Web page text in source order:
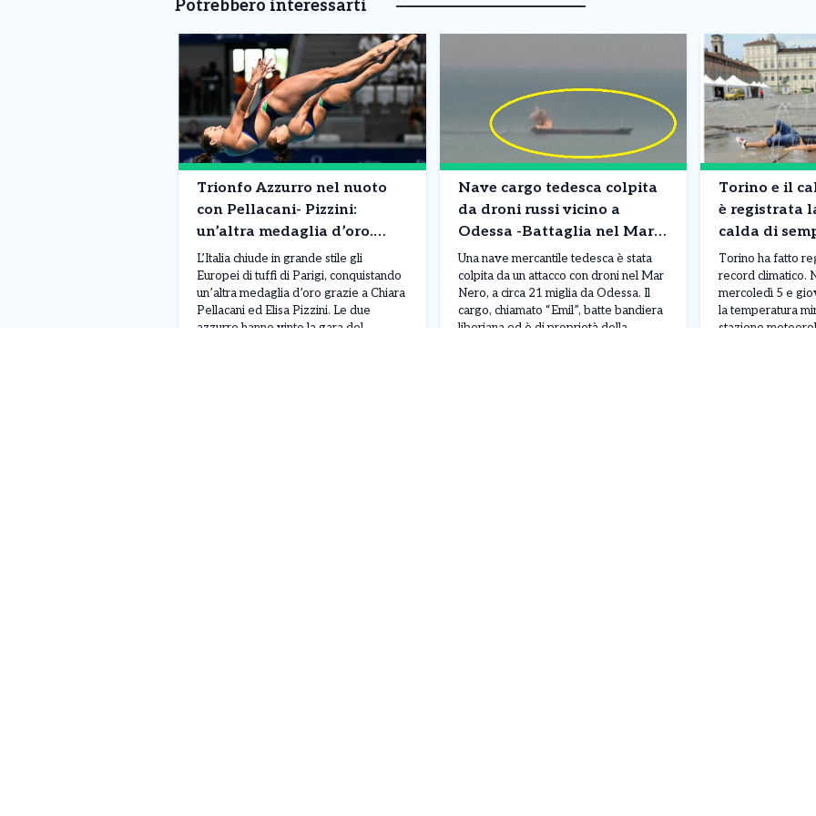
Potrebbero interessarti
Trionfo Azzurro nel nuoto
con Pellacani- Pizzini:
un’altra medaglia d’oro.
Chiara è nella leggenda!
L’Italia chiude in grande stile gli
Europei di tuffi di Parigi, conquistando
un’altra medaglia d’oro grazie a Chiara
Pellacani ed Elisa Pizzini. Le due
azzurre hanno vinto la gara del
Nave cargo tedesca colpita
da droni russi vicino a
Odessa -Battaglia nel Mar
Nero
Una nave mercantile tedesca è stata
colpita da un attacco con droni nel Mar
Nero, a circa 21 miglia da Odessa. Il
cargo, chiamato “Emil”, batte bandiera
liberiana ed è di proprietà della
Torino e il
è registrata
calda di
da record
Torino ha fatto
record climatico.
mercoledì 5 e
la temperatura
stazione